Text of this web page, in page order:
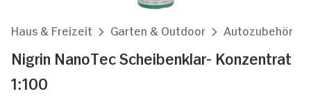
Haus & Freizeit Garten & Outdoor Autozubehör
Nigrin NanoTec Scheibenklar- Konzentrat
1:100